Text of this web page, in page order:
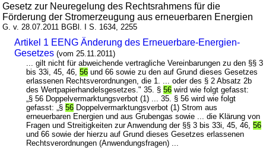
Gesetz zur Neuregelung des Rechtsrahmens für die
Förderung der Stromerzeugung aus erneuerbaren Energien
G. v. 28.07.2011 BGBl. I S. 1634, 2255
Artikel 1 EENG Änderung des Erneuerbare-Energien-
Gesetzes (vom 25.11.2011)
... gilt nicht für abweichende vertragliche Vereinbarungen zu den §§ 3
bis 33i, 45, 46,56 und 66 sowie zu den auf Grund dieses Gesetzes
erlassenen Rechtsverordnungen, die 1. ... oder des § 2 Absatz 2b
des Wertpapierhandelsgesetzes." 35. §56 wird wie folgt gefasst:
„§ 56 Doppelvermarktungsverbot (1) ... 35. § 56 wird wie folgt
gefasst: „§56 Doppelvermarktungsverbot (1) Strom aus
erneuerbaren Energien und aus Grubengas sowie ... die Klärung von
Fragen und Streitigkeiten zur Anwendung der §§ 3 bis 33i, 45, 46,56
und 66 sowie der hierzu auf Grund dieses Gesetzes erlassenen
Rechtsverordnungen (Anwendungsfragen) ...